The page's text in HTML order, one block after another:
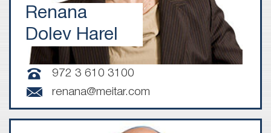
Renana
Dolev Harel
972 3 610 3100
renana@meitar.com